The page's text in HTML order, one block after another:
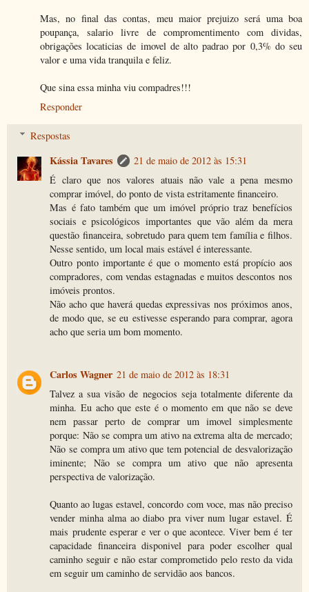
Mas, no final das contas, meu maior prejuizo será uma boa
poupança, salario livre de compromentimento com dividas,
obrigações locaticias de imovel de alto padrao por 0,3% do seu
valor e uma vida tranquila e feliz.
Que sina essa minha viu compadres!!!
Responder
Respostas
Kássia Tavares
21 de maio de 2012 às 15:31
É claro que nos valores atuais não vale a pena mesmo
comprar imóvel, do ponto de vista estritamente financeiro.
Mas é fato também que um imóvel próprio traz benefícios
sociais e psicológicos importantes que vão além da mera
questão financeira, sobretudo para quem tem família e filhos.
Nesse sentido, um local mais estável é interessante.
Outro ponto importante é que o momento está propício aos
compradores, com vendas estagnadas e muitos descontos nos
imóveis prontos.
Não acho que haverá quedas expressivas nos próximos anos,
de modo que, se eu estivesse esperando para comprar, agora
acho que seria um bom momento.
Carlos Wagner 21 de maio de 2012 às 18:31
Talvez a sua visão de negocios seja totalmente diferente da
minha. Eu acho que este é o momento em que não se deve
nem passar perto de comprar um imovel simplesmente
porque: Não se compra um ativo na extrema alta de mercado;
Não se compra um ativo que tem potencial de desvalorização
iminente; Não se compra um ativo que não apresenta
perspectiva de valorização.
Quanto ao lugas estavel, concordo com voce, mas não preciso
vender minha alma ao diabo pra viver num lugar estavel. É
mais prudente esperar e ver o que acontece. Viver bem é ter
capacidade financeira disponivel para poder escolher qual
caminho seguir e não estar comprometido pelo resto da vida
em seguir um caminho de servidão aos bancos.